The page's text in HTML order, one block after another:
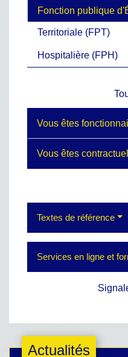
Fonction publique
Territoriale (FPT)
Hospitalière (FPH)
Vous êtes
Vous êtes contractuel
Textes de référence
Services en ligne et
Actualités